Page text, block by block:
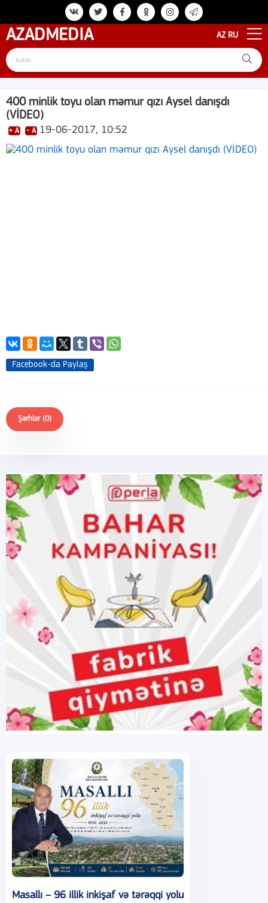
AZADMEDIA AZ RU
400 minlik toyu olan məmur qızı Aysel danışdı
(VİDEO)
+ A - A 19-06-2017, 10:52
Facebook-da Paylaş
Şərhlər (0)
Masallı – 96 illik inkişaf və tərəqqi yolu